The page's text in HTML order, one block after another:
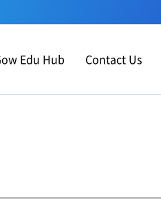
Edu Hub Contact Us